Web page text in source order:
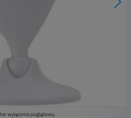
wyłącznie poglądowy.